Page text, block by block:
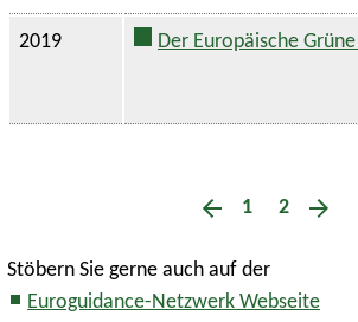
2019 Der Europäische
1 2
Stöbern Sie gerne auch auf der
Euroguidance-Netzwerk Webseite